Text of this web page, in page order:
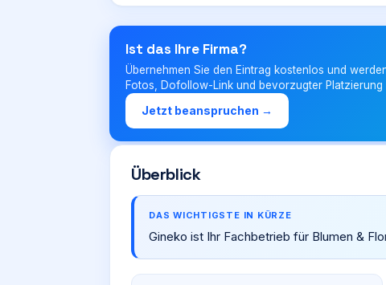
Ist das Ihre Firma?
Übernehmen Sie den Eintrag kostenlos und
Fotos, Dofollow-Link und bevorzugter Platzierung
Jetzt beanspruchen →
Überblick
DAS WICHTIGSTE IN KÜRZE
Gineko ist Ihr Fachbetrieb für Blumen &